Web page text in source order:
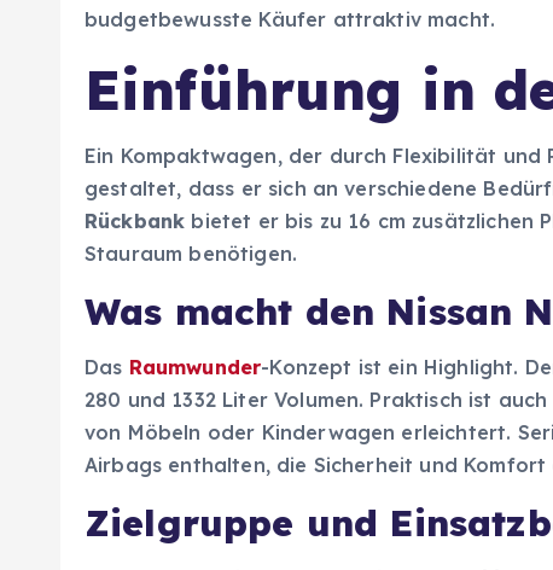
budgetbewusste Käufer attraktiv macht.
Einführung in
Ein Kompaktwagen, der durch Flexibilität
gestaltet, dass er sich an verschiedene
Rückbank bietet er bis zu 16 cm zusätzlichen
Stauraum benötigen.
Was macht den Nissan
Das Raumwunder-Konzept ist ein Highlight.
280 und 1332 Liter Volumen. Praktisch ist
von Möbeln oder Kinderwagen erleichtert.
Airbags enthalten, die Sicherheit und Komfort
Zielgruppe und